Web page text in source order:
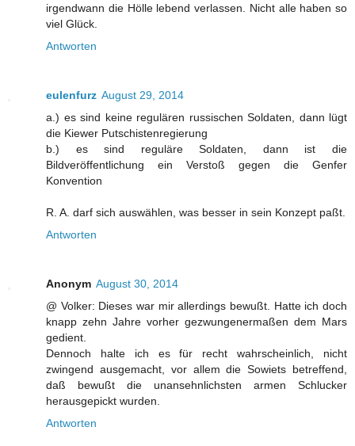
irgendwann die Hölle lebend verlassen. Nicht alle haben so
viel Glück.
Antworten
eulenfurz August 29, 2014
a.) es sind keine regulären russischen Soldaten, dann lügt
die Kiewer Putschistenregierung
b.) es sind reguläre Soldaten, dann ist die
Bildveröffentlichung ein Verstoß gegen die Genfer
Konvention
R. A. darf sich auswählen, was besser in sein Konzept paßt.
Antworten
Anonym August 30, 2014
@ Volker: Dieses war mir allerdings bewußt. Hatte ich doch
knapp zehn Jahre vorher gezwungenermaßen dem Mars
gedient.
Dennoch halte ich es für recht wahrscheinlich, nicht
zwingend ausgemacht, vor allem die Sowiets betreffend,
daß bewußt die unansehnlichsten armen Schlucker
herausgepickt wurden.
Antworten